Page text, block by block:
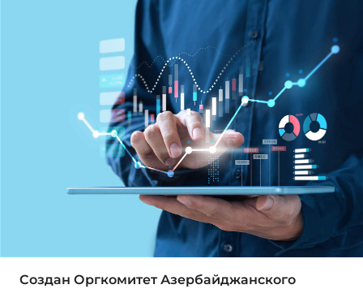
Создан Оргкомитет Азербайджанского